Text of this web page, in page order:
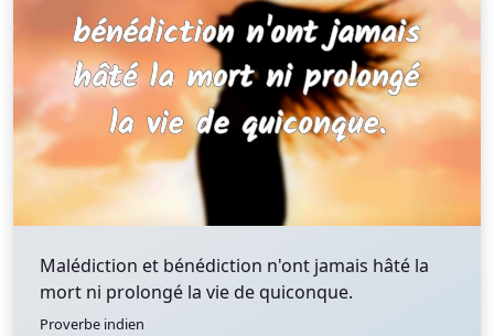
Malédiction et bénédiction n'ont jamais hâté la
mort ni prolongé la vie de quiconque.
Proverbe indien